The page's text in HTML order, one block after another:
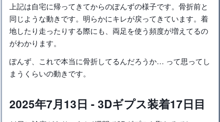
上記は自宅に帰ってきてからのぽんずの様子です。骨折前と
同じような動きです。明らかにキレが戻ってきています。着
地したり走ったりする際にも、両足を使う頻度が増えてるの
がわかります。
ぽんず、これで本当に骨折してるんだろうか… って思ってし
まうくらいの動きです。
2025年7月13日 - 3Dギプス装着17日目